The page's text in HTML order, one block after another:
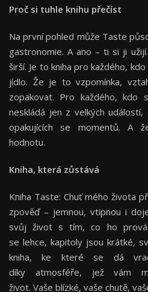
Proč si tuhle knihu přečíst
Na první pohled může Taste
gastronomie. A ano – ti si ji
širší. Je to kniha pro každého,
jídlo. Že je to vzpomínka,
zopakovat. Pro každého, kdo
neskládá jen z velkých
opakujících se momentů. A
hodnotu.
Kniha, která zůstává
Kniha Taste: Chuť mého života
zpověď – jemnou, vtipnou i
svůj život s tím, co ho
se lehce, kapitoly jsou krátké,
kniha, ke které se dá
díky atmosféře, jež vám
život. Vaše blízké, vaše chutě,